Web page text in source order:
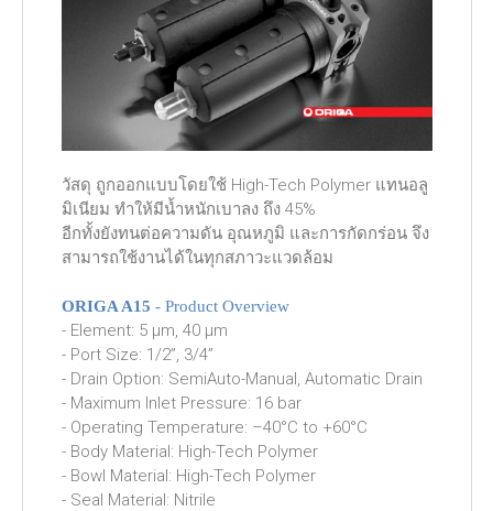
วัสดุ ถูกออกแบบโดยใช้ High-Tech Polymer แทนอลู
มิเนียม ทำให้มีน้ำหนักเบาลง ถึง 45%
อีกทั้งยังทนต่อความดัน อุณหภูมิ และการกัดกร่อน จึง
สามารถใช้งานได้ในทุกสภาวะแวดล้อม
ORIGA A15 - Product Overview
- Element: 5 µm, 40 µm
- Port Size: 1/2”, 3/4”
- Drain Option: SemiAuto-Manual, Automatic Drain
- Maximum Inlet Pressure: 16 bar
- Operating Temperature: –40°C to +60°C
- Body Material: High-Tech Polymer
- Bowl Material: High-Tech Polymer
- Seal Material: Nitrile